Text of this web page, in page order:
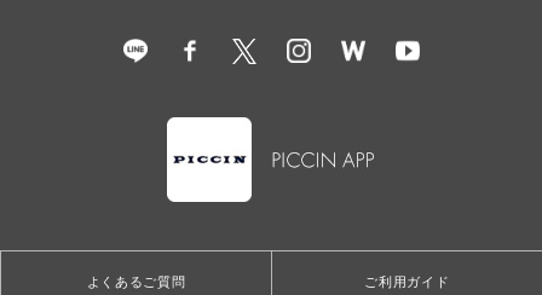
よくあるご質問 ご利用ガイド